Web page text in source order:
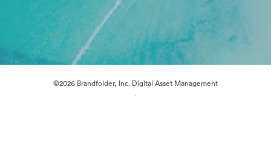
©2026 Brandfolder, Inc. Digital Asset Management
·